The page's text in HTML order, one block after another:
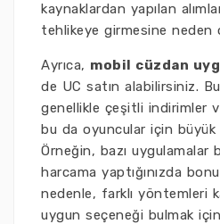
kaynaklardan yapılan
tehlikeye girmesine neden
Ayrıca, mobil cüzdan
de UC satın alabilirsiniz.
genellikle çeşitli indirimler
bu da oyuncular için
Örneğin, bazı uygulamalar
harcama yaptığınızda
nedenle, farklı yöntemleri
uygun seçeneği bulmak